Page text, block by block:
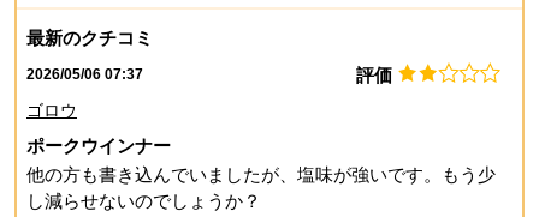
最新のクチコミ
2026/05/06 07:37 評価
ゴロウ
ポークウインナー
他の方も書き込んでいましたが、塩味が強いです。もう少
し減らせないのでしょうか？